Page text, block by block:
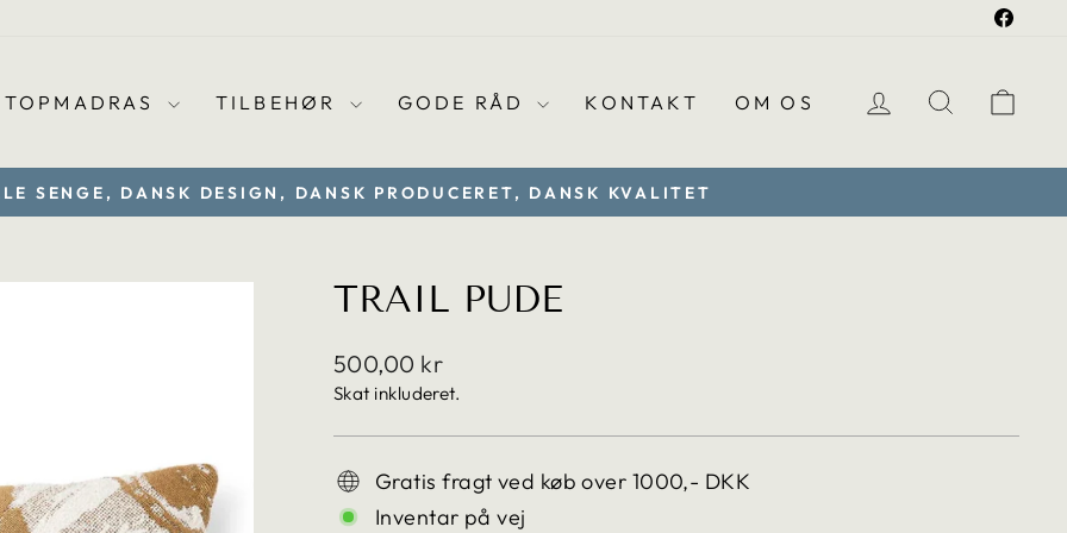
TOPMADRAS TILBEHØR GODE RÅD KONTAKT OM OS LOG PÅ
Sæt
SENGE, DANSK DESIGN, DANSK PRODUCERET, DANSK KVALITET
TRAIL PUDE
Translation
missing:
500,00 kr
Skat inkluderet.
Gratis fragt ved køb over 1000,- DKK
Inventar på vej